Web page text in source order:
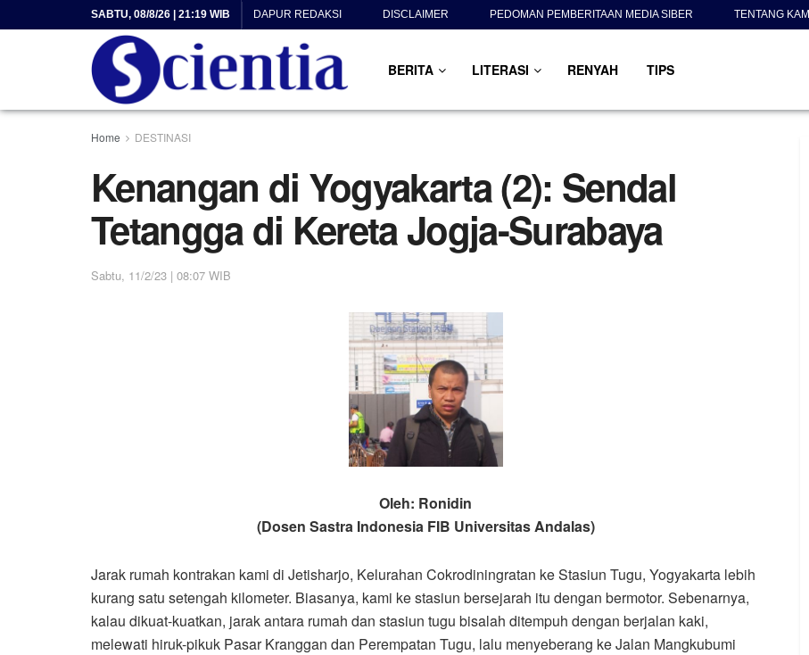
SABTU, 08/8/26 | 21:19 WIB DAPUR REDAKSI DISCLAIMER PEDOMAN PEMBERITAAN MEDIA SIBER TENTANG KAMI
BERITA LITERASI RENYAH TIPS
Home DESTINASI
Kenangan di Yogyakarta (2): Sendal
Tetangga di Kereta Jogja-Surabaya
Sabtu, 11/2/23 | 08:07 WIB
Oleh: Ronidin
(Dosen Sastra Indonesia FIB Universitas Andalas)
Jarak rumah kontrakan kami di Jetisharjo, Kelurahan Cokrodiningratan ke Stasiun Tugu, Yogyakarta lebih
kurang satu setengah kilometer. Biasanya, kami ke stasiun bersejarah itu dengan bermotor. Sebenarnya,
kalau dikuat-kuatkan, jarak antara rumah dan stasiun tugu bisalah ditempuh dengan berjalan kaki,
melewati hiruk-pikuk Pasar Kranggan dan Perempatan Tugu, lalu menyeberang ke Jalan Mangkubumi